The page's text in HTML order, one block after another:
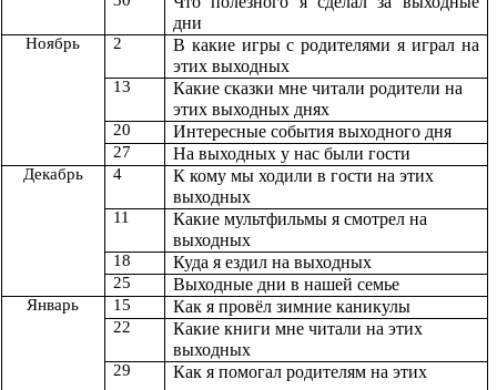
дни
Ноябрь 2
В какие игры с родителями я играл на
этих выходных
13
Какие сказки мне читали родители на
этих выходных днях
20 Интересные события выходного дня
27 На выходных у нас были гости
Декабрь 4
К кому мы ходили в гости на этих
выходных
11
Какие мультфильмы я смотрел на
выходных
18 Куда я ездил на выходных
25 Выходные дни в нашей семье
Январь 15 Как я провёл зимние каникулы
22
Какие книги мне читали на этих
выходных
29
Как я помогал родителям на этих